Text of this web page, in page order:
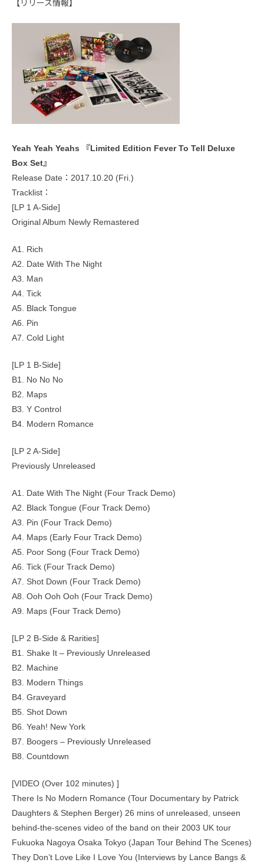
【リリース情報】
Yeah Yeah Yeahs 『Limited Edition Fever To Tell Deluxe
Box Set』
Release Date：2017.10.20 (Fri.)
Tracklist：
[LP 1 A-Side]
Original Album Newly Remastered
A1. Rich
A2. Date With The Night
A3. Man
A4. Tick
A5. Black Tongue
A6. Pin
A7. Cold Light
[LP 1 B-Side]
B1. No No No
B2. Maps
B3. Y Control
B4. Modern Romance
[LP 2 A-Side]
Previously Unreleased
A1. Date With The Night (Four Track Demo)
A2. Black Tongue (Four Track Demo)
A3. Pin (Four Track Demo)
A4. Maps (Early Four Track Demo)
A5. Poor Song (Four Track Demo)
A6. Tick (Four Track Demo)
A7. Shot Down (Four Track Demo)
A8. Ooh Ooh Ooh (Four Track Demo)
A9. Maps (Four Track Demo)
[LP 2 B-Side & Rarities]
B1. Shake It – Previously Unreleased
B2. Machine
B3. Modern Things
B4. Graveyard
B5. Shot Down
B6. Yeah! New York
B7. Boogers – Previously Unreleased
B8. Countdown
[VIDEO (Over 102 minutes) ]
There Is No Modern Romance (Tour Documentary by Patrick
Daughters & Stephen Berger) 26 mins of unreleased, unseen
behind-the-scenes video of the band on their 2003 UK tour
Fukuoka Nagoya Osaka Tokyo (Japan Tour Behind The Scenes)
They Don’t Love Like I Love You (Interviews by Lance Bangs &